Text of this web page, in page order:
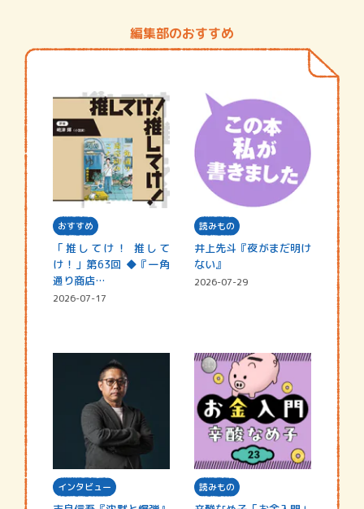
編集部のおすすめ
おすすめ
「推してけ！ 推して
け！」第63回 ◆『一角
通り商店…
2026-07-17
読みもの
井上先斗『夜がまだ明け
ない』
2026-07-29
インタビュー 読みもの